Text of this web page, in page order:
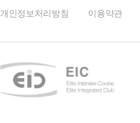
개인정보처리방침 이용약관